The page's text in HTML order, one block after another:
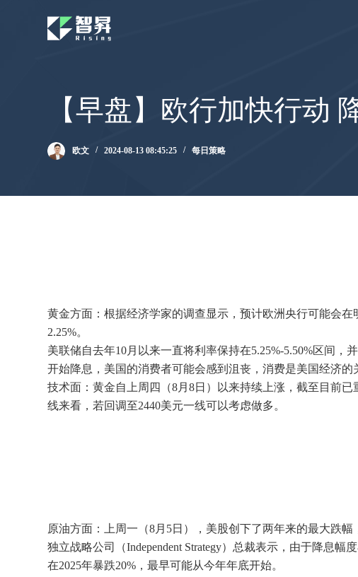
【早盘】欧行加快行动
欧文 2024-08-13 08:45:25 每日策略
黄金方面：根据经济学家的调查显示，预计欧洲央行可能会
2.25%。
美联储自去年10月以来一直将利率保持在5.25%-5.50%区间
开始降息，美国的消费者可能会感到沮丧，消费是美国经济的
技术面：黄金自上周四（8月8日）以来持续上涨，截至目前
线来看，若回调至2440美元一线可以考虑做多。
原油方面：上周一（8月5日），美股创下了两年来的最大跌
独立战略公司（Independent Strategy）总裁表示，由于降息
在2025年暴跌20%，最早可能从今年年底开始。